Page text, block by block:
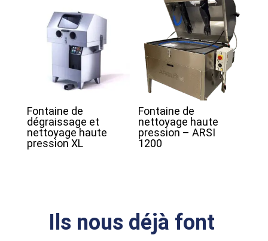
Fontaine de
dégraissage et
nettoyage haute
pression XL
Fontaine de
nettoyage haute
pression – ARSI
1200
Ils nous déjà font